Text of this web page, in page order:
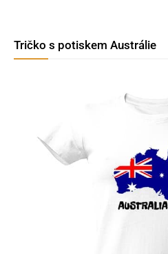
Tričko s potiskem Austrálie